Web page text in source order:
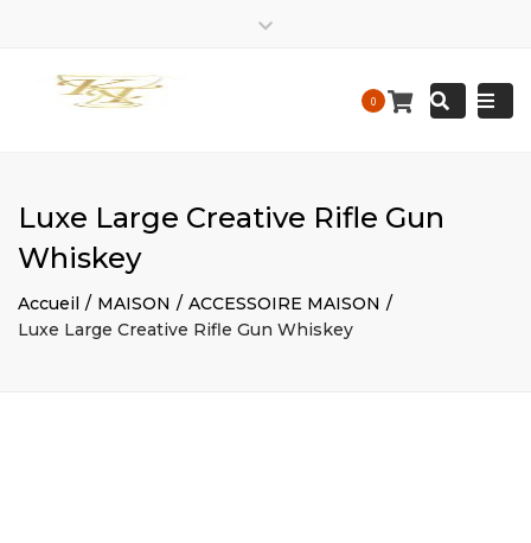
Tracedesigne
Construction
Mon – Friday: 9 am – 9:30 pm / Sat – Sunday : 9 am – 9
0 Search
Luxe Large Creative Rifle Gun
Whiskey
Accueil MAISON
ACCESSOIRE MAISON
Luxe Large Creative Rifle Gun Whiskey